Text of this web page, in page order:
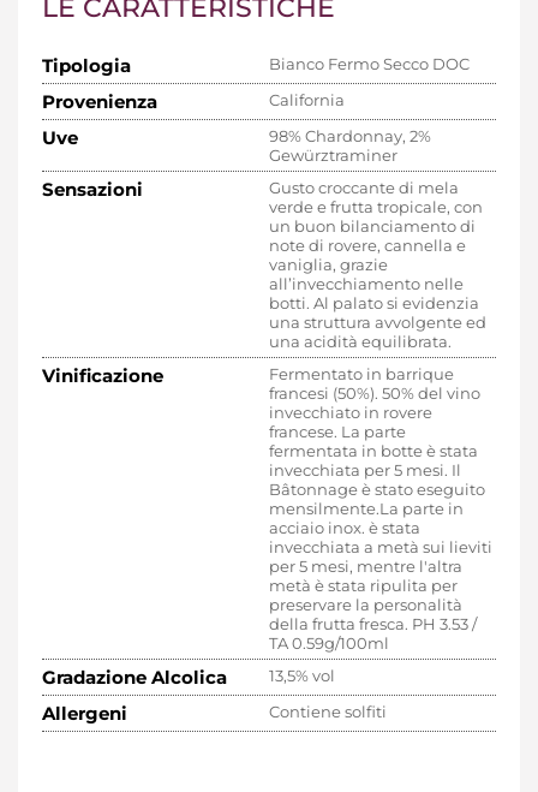
LE CARATTERISTICHE
Tipologia Bianco Fermo Secco DOC
Provenienza California
Uve
98% Chardonnay, 2%
Gewürztraminer
Sensazioni
Gusto croccante di mela
verde e frutta tropicale, con
un buon bilanciamento di
note di rovere, cannella e
vaniglia, grazie
all’invecchiamento nelle
botti. Al palato si evidenzia
una struttura avvolgente ed
una acidità equilibrata.
Vinificazione
Fermentato in barrique
francesi (50%). 50% del vino
invecchiato in rovere
francese. La parte
fermentata in botte è stata
invecchiata per 5 mesi. Il
Bâtonnage è stato eseguito
mensilmente.La parte in
acciaio inox. è stata
invecchiata a metà sui lieviti
per 5 mesi, mentre l'altra
metà è stata ripulita per
preservare la personalità
della frutta fresca. PH 3.53 /
TA 0.59g/100ml
Gradazione Alcolica 13,5% vol
Allergeni Contiene solfiti